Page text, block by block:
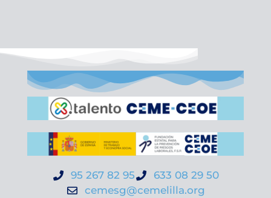
95 267 82 95
633 08 29 50
cemesg@cemelilla.org